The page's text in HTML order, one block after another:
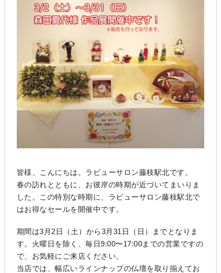
皆様、こんにちは。ラビューサロン藤枝駅北です。
春の訪れとともに、お彼岸の時期が近づいてまいりま
した。この特別な時期に、ラビューサロン藤枝駅北で
はお得なセールを開催中です。
期間は3月2日（土）から3月31日（日）までとなりま
す。火曜日を除く、毎日9:00〜17:00までの営業ですの
で、お気軽にご来店ください。
当店では、幅広いラインナップの仏壇を取り揃えてお